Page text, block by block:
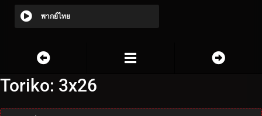
พากย์ไทย
Toriko: 3x26